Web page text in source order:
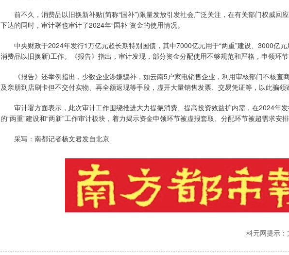
前不久，消费品以旧换新补贴(简称“国补”)限量发放引发社会广泛关注，在有关部门权威回
下达的同时，审计署也审计了2024年“国补”资金的使用情况。
中央财政于2024年发行1万亿元超长期特别国债，其中7000亿元用于“两重”建设、3000亿元
消费品以旧换新)工作。《报告》指出，审计发现，部分资金分配使用不够规范和严格，申领环
《报告》还举例指出，少数企业涉嫌骗补，如云南5户家电销售企业，利用审核部门不核查
及亲朋到店刷卡但不交付实物、再全额返现等手段，虚开大量销售发票、交易凭证等，以此骗领
审计署方面表示，此次审计工作围绕推进大力提振消费、提高投资效益扩内需，在2024年发
的“两重”建设和“两新”工作审计板块，着力揭示资金申领环节被虚报套取、分配环节被超需求安
采写：南都记者杨文君发自北京
科元网提示：